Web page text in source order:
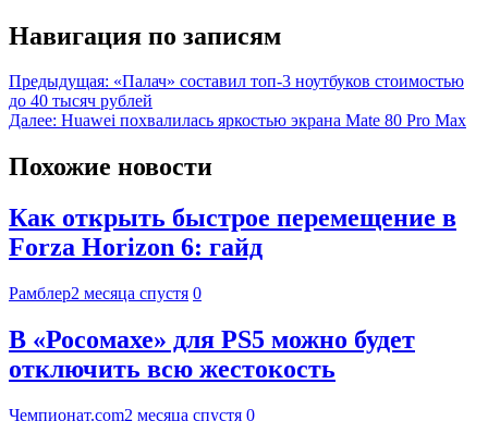
Навигация по записям
Предыдущая: «Палач» составил топ-3 ноутбуков стоимостью
до 40 тысяч рублей
Далее: Huawei похвалилась яркостью экрана Mate 80 Pro Max
Похожие новости
Как открыть быстрое перемещение в
Forza Horizon 6: гайд
Рамблер2 месяца спустя 0
В «Росомахе» для PS5 можно будет
отключить всю жестокость
Чемпионат.com2 месяца спустя 0